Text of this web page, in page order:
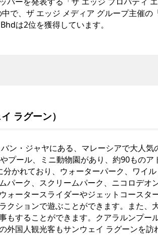
で、ザ エッジ メディア グループ主催の
は2位を獲得しています。
ラグーン）
ン・ジャヤにある、マレーシアで大人気
プール、ミニ動物園があり、約90ものア
かれており、ウォーターパーク、ワイ
パーク、スクリームパーク、ニコロデオ
ォータースライダーやジェットコースタ
クションで遊ぶことができます。また、
もすることができます。クアラルンプー
国人観光客もサンウェイ ラグーンを訪